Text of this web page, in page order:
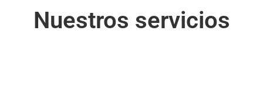
Nuestros servicios